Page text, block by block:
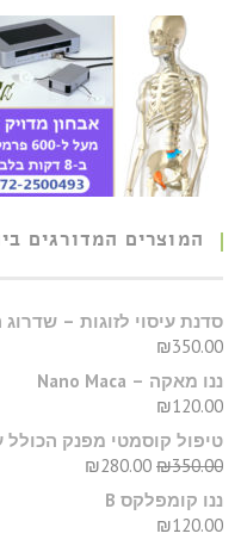
המוצרים המדורגים
סדנת עיסוי לזוגות –
₪350.00
ננו מאקה – Nano Maca
₪120.00
טיפול קוסמטי מפנק הכולל
₪350.00
₪280.00
ננו קומפלקס B
₪120.00